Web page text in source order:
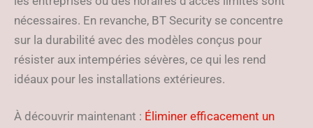
nécessaires. En revanche, BT Security se concentre
sur la durabilité avec des modèles conçus pour
résister aux intempéries sévères, ce qui les rend
idéaux pour les installations extérieures.
À découvrir maintenant : Éliminer efficacement un